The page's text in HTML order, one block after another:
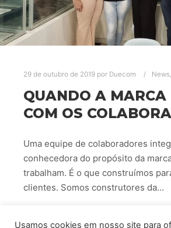
29 de outubro de 2019 por Duecom News,
QUANDO A MARCA
COM OS
Uma equipe de colaboradores
conhecedora do propósito da
trabalham. É o que construímos
clientes. Somos construtores da…
Usamos cookies em nosso site para